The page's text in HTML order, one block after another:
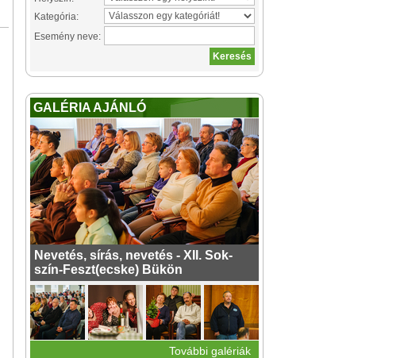
Kategória:
Esemény neve:
GALÉRIA AJÁNLÓ
Nevetés, sírás, nevetés - XII. Sok-
szín-Feszt(ecske) Bükön
További galériák